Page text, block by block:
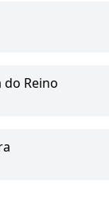
do Reino